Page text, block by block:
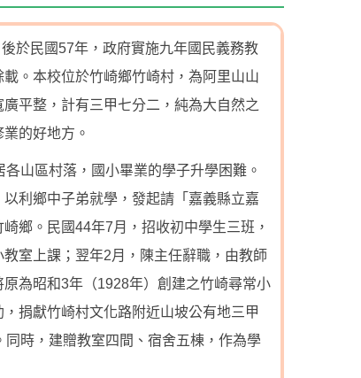
於民國57年，政府實施九年國民義務教
。本校位於竹崎鄉竹崎村，為阿里山山
平整，計有三甲七分二，純為大自然之
的好地方。
山區村落，國小畢業的學子升學困難。
利鄉中子弟就學，發起請「嘉義縣立嘉
鄉。民國44年7月，招收初中學生三班，
室上課；翌年2月，陳主任辭職，由教師
為昭和3年（1928年）創建之竹崎尋常小
捐獻竹崎村文化路附近山坡公有地三甲
同時，建贈教室四間、宿舍五棟，作為學